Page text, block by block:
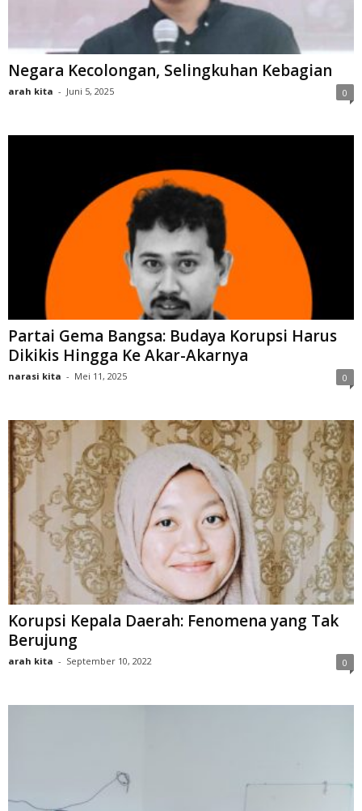
Negara Kecolongan, Selingkuhan Kebagian
arah kita - Juni 5, 2025 0
Partai Gema Bangsa: Budaya Korupsi Harus
Dikikis Hingga Ke Akar-Akarnya
narasi kita - Mei 11, 2025 0
Korupsi Kepala Daerah: Fenomena yang Tak
Berujung
arah kita - September 10, 2022 0